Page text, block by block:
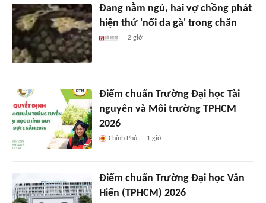
Đang nằm ngủ, hai vợ chồng phát
hiện thứ 'nổi da gà' trong chăn
2 giờ
Điểm chuẩn Trường Đại học Tài
nguyên và Môi trường TPHCM
2026
Chính Phủ 1 giờ
Điểm chuẩn Trường Đại học Văn
Hiến (TPHCM) 2026